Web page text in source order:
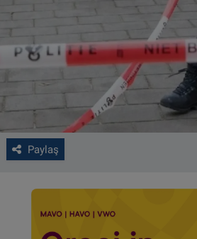
Paylaş
VIDEO GALERİ
ALGEMENE VOORWAARDEN
CONTACT
Çerez Politikası